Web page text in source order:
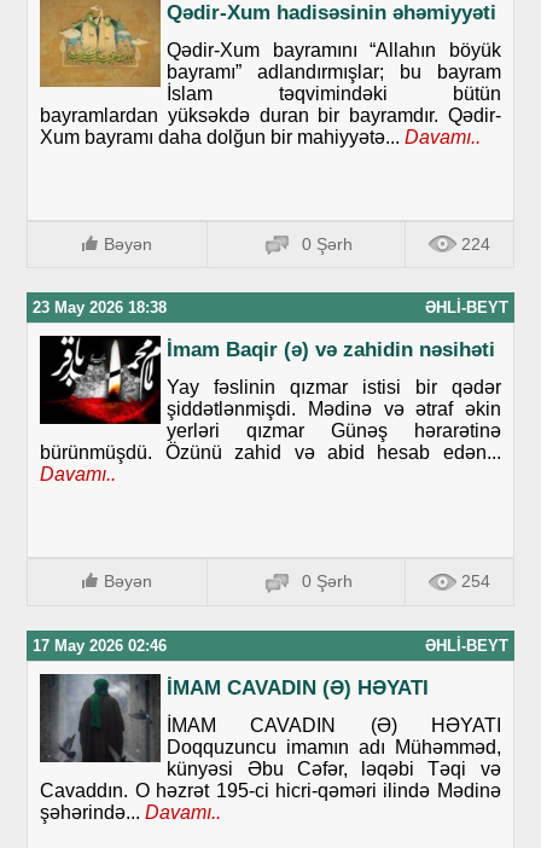
Qədir-Xum hadisəsinin əhəmiyyəti
Qədir-Xum bayramını “Allahın böyük
bayramı” adlandırmışlar; bu bayram
İslam təqvimindəki bütün
bayramlardan yüksəkdə duran bir bayramdır. Qədir-
Xum bayramı daha dolğun bir mahiyyətə... Davamı..
Bəyən 0 Şərh 224
23 May 2026 18:38 ƏHLI-BEYT
İmam Baqir (ə) və zahidin nəsihəti
Yay fəslinin qızmar istisi bir qədər
şiddətlənmişdi. Mədinə və ətraf əkin
yerləri qızmar Günəş hərarətinə
bürünmüşdü. Özünü zahid və abid hesab edən...
Davamı..
Bəyən 0 Şərh 254
17 May 2026 02:46 ƏHLI-BEYT
İMAM CAVADIN (Ə) HƏYATI
İMAM CAVADIN (Ə) HƏYATI
Doqquzuncu imamın adı Mühəmməd,
künyəsi Əbu Cəfər, ləqəbi Təqi və
Cavaddın. O həzrət 195-ci hicri-qəməri ilində Mədinə
şəhərində... Davamı..